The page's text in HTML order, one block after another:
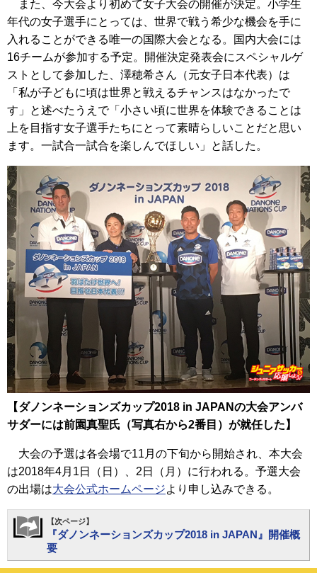
また、今大会より初めて女子大会の開催が決定。小学生
年代の女子選手にとっては、世界で戦う希少な機会を手に
入れることができる唯一の国際大会となる。国内大会には
16チームが参加する予定。開催決定発表会にスペシャルゲ
ストとして参加した、澤穂希さん（元女子日本代表）は
「私が子どもに頃は世界と戦えるチャンスはなかったで
す」と述べたうえで「小さい頃に世界を体験できることは
上を目指す女子選手たちにとって素晴らしいことだと思い
ます。一試合一試合を楽しんでほしい」と話した。
【ダノンネーションズカップ2018 in JAPANの大会アンバ
サダーには前園真聖氏（写真右から2番目）が就任した】
大会の予選は各会場で11月の下旬から開始され、本大会
は2018年4月1日（日）、2日（月）に行われる。予選大会
の出場は大会公式ホームページより申し込みできる。
【次ページ】
『ダノンネーションズカップ2018 in JAPAN』開催概
要